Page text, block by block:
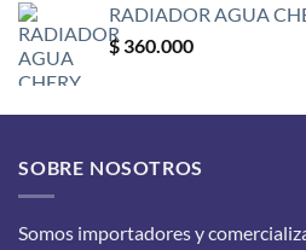
RADIADOR AGUA
$ 360.000
SOBRE NOSOTROS
Somos importadores y